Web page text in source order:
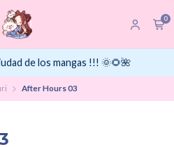
0
de los mangas !!! 🌞🌻🌺
After Hours 03